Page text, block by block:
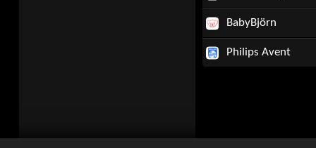
BabyBjörn
Philips Avent